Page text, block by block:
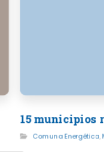
15 municipios
Comuna Energética,